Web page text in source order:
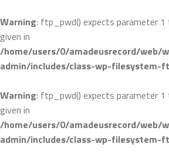
Warning: ftp_pwd() expects parameter 1
given in
/home/users/0/amadeusrecord/web/
admin/includes/class-wp-filesystem-
Warning: ftp_pwd() expects parameter 1
given in
/home/users/0/amadeusrecord/web/
admin/includes/class-wp-filesystem-